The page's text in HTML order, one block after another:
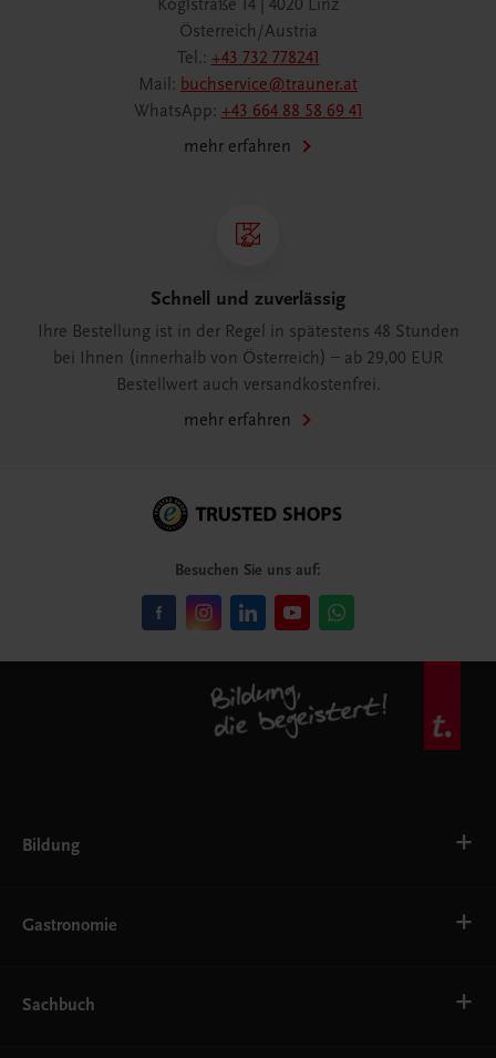
Köglstraße 14 | 4020 Linz
Österreich/Austria
Tel.: +43 732 778241
Mail: buchservice@trauner.at
WhatsApp: +43 664 88 58 69 41
mehr erfahren
Schnell und zuverlässig
Ihre Bestellung ist in der Regel in spätestens 48 Stunden
bei Ihnen (innerhalb von Österreich) – ab 29,00 EUR
Bestellwert auch versandkostenfrei.
mehr erfahren
Besuchen Sie uns auf:
Bildung
AHS
EWF/ZWF
FW
Gastronomie
Getränke
Sachbuch